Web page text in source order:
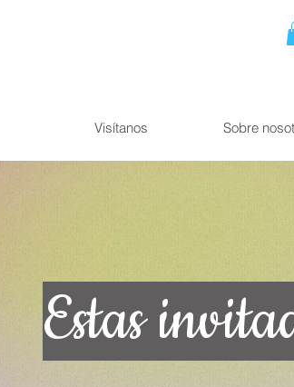
Visítanos Sobre
Estas